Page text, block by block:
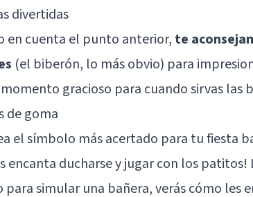
divertidas
en cuenta el punto anterior, te
(el biberón, lo más obvio) para
gracioso para cuando sirvas las
de goma
el símbolo más acertado para tu fiesta
encanta ducharse y jugar con los
para simular una bañera, verás cómo les